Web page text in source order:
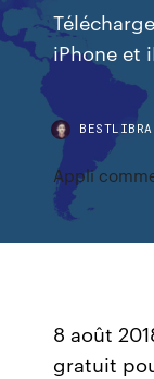
iPhone et
Appli
8 août
gratuit